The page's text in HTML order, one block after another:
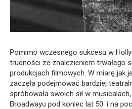
Pomimo wczesnego sukcesu w
trudności ze znalezieniem trwałego
produkcjach filmowych. W miarę jak
zaczęła podejmować bardziej
spróbowała swoich sił w
Broadwayu pod koniec lat 50. i na